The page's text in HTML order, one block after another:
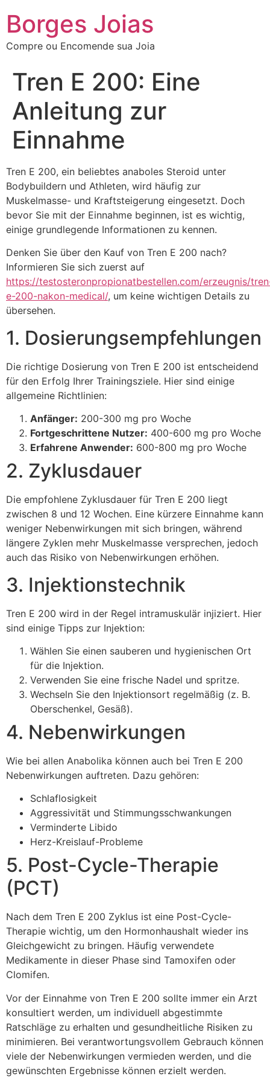
Borges Joias
Compre ou Encomende sua Joia
Tren E 200: Eine
Anleitung zur
Einnahme
Tren E 200, ein beliebtes anaboles Steroid unter
Bodybuildern und Athleten, wird häufig zur
Muskelmasse- und Kraftsteigerung eingesetzt. Doch
bevor Sie mit der Einnahme beginnen, ist es wichtig,
einige grundlegende Informationen zu kennen.
Denken Sie über den Kauf von Tren E 200 nach?
Informieren Sie sich zuerst auf
https://testosteronpropionatbestellen.com/erzeugnis/
e-200-nakon-medical/, um keine wichtigen Details zu
übersehen.
1. Dosierungsempfehlungen
Die richtige Dosierung von Tren E 200 ist entscheidend
für den Erfolg Ihrer Trainingsziele. Hier sind einige
allgemeine Richtlinien:
Anfänger: 200-300 mg pro Woche
Fortgeschrittene Nutzer: 400-600 mg pro Woche
Erfahrene Anwender: 600-800 mg pro Woche
2. Zyklusdauer
Die empfohlene Zyklusdauer für Tren E 200 liegt
zwischen 8 und 12 Wochen. Eine kürzere Einnahme kann
weniger Nebenwirkungen mit sich bringen, während
längere Zyklen mehr Muskelmasse versprechen, jedoch
auch das Risiko von Nebenwirkungen erhöhen.
3. Injektionstechnik
Tren E 200 wird in der Regel intramuskulär injiziert. Hier
sind einige Tipps zur Injektion:
Wählen Sie einen sauberen und hygienischen Ort
für die Injektion.
Verwenden Sie eine frische Nadel und spritze.
Wechseln Sie den Injektionsort regelmäßig (z. B.
Oberschenkel, Gesäß).
4. Nebenwirkungen
Wie bei allen Anabolika können auch bei Tren E 200
Nebenwirkungen auftreten. Dazu gehören:
Schlaflosigkeit
Aggressivität und Stimmungsschwankungen
Verminderte Libido
Herz-Kreislauf-Probleme
5. Post-Cycle-Therapie
(PCT)
Nach dem Tren E 200 Zyklus ist eine Post-Cycle-
Therapie wichtig, um den Hormonhaushalt wieder ins
Gleichgewicht zu bringen. Häufig verwendete
Medikamente in dieser Phase sind Tamoxifen oder
Clomifen.
Vor der Einnahme von Tren E 200 sollte immer ein Arzt
konsultiert werden, um individuell abgestimmte
Ratschläge zu erhalten und gesundheitliche Risiken zu
minimieren. Bei verantwortungsvollem Gebrauch können
viele der Nebenwirkungen vermieden werden, und die
gewünschten Ergebnisse können erzielt werden.